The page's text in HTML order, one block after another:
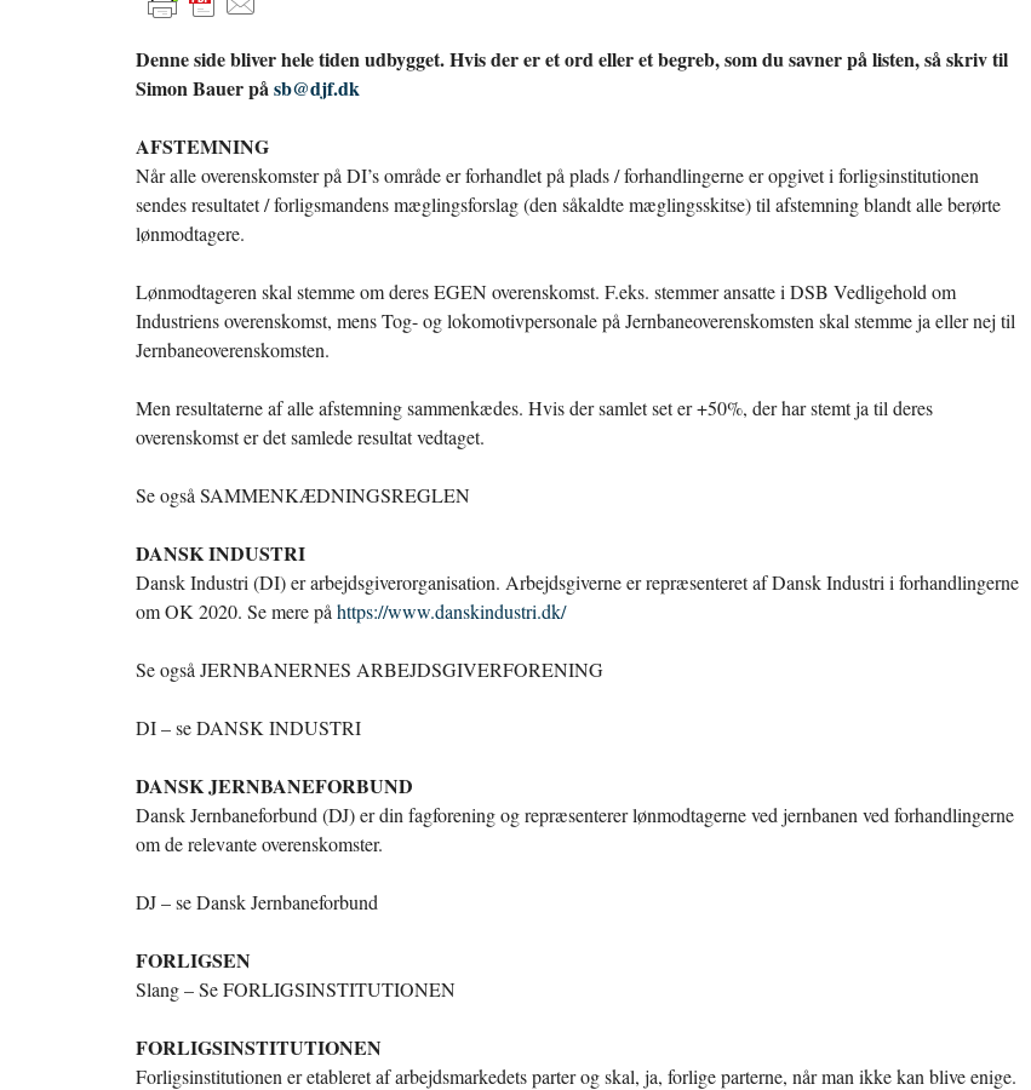
Denne side bliver hele tiden udbygget. Hvis der er et ord eller et begreb, som du savner på listen, så skriv til
Simon Bauer påsb@djf.dk
AFSTEMNING
Når alle overenskomster på DI’s område er forhandlet på plads / forhandlingerne er opgivet i forligsinstitutionen
sendes resultatet / forligsmandens mæglingsforslag (den såkaldte mæglingsskitse) til afstemning blandt alle berørte
lønmodtagere.
Lønmodtageren skal stemme om deres EGEN overenskomst. F.eks. stemmer ansatte i DSB Vedligehold om
Industriens overenskomst, mens Tog- og lokomotivpersonale på Jernbaneoverenskomsten skal stemme ja eller nej til
Jernbaneoverenskomsten.
Men resultaterne af alle afstemning sammenkædes. Hvis der samlet set er +50%, der har stemt ja til deres
overenskomst er det samlede resultat vedtaget.
Se også SAMMENKÆDNINGSREGLEN
DANSK INDUSTRI
Dansk Industri (DI) er arbejdsgiverorganisation. Arbejdsgiverne er repræsenteret af Dansk Industri i forhandlingerne
om OK 2020. Se mere på https://www.danskindustri.dk/
Se også JERNBANERNES ARBEJDSGIVERFORENING
DI – se DANSK INDUSTRI
DANSK JERNBANEFORBUND
Dansk Jernbaneforbund (DJ) er din fagforening og repræsenterer lønmodtagerne ved jernbanen ved forhandlingerne
om de relevante overenskomster.
DJ – se Dansk Jernbaneforbund
FORLIGSEN
Slang – Se FORLIGSINSTITUTIONEN
FORLIGSINSTITUTIONEN
Forligsinstitutionen er etableret af arbejdsmarkedets parter og skal, ja, forlige parterne, når man ikke kan blive enige.